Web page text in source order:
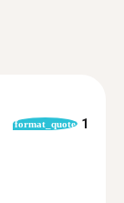
format_quote 1